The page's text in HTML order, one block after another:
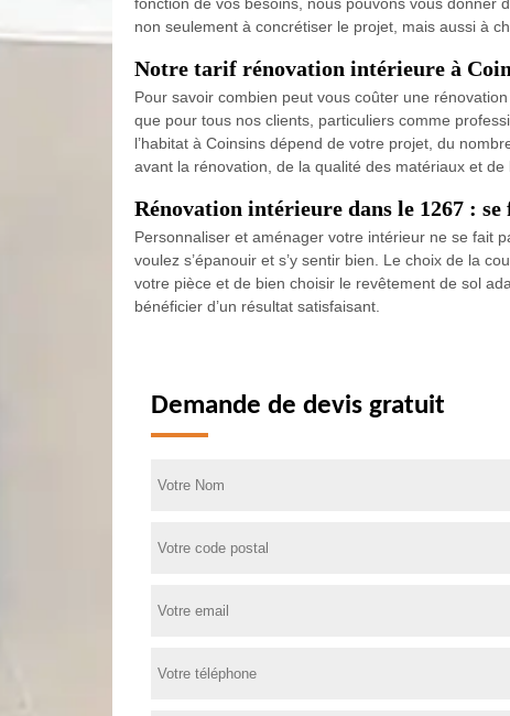
non seulement à concrétiser le projet, mais aussi à
Notre tarif rénovation intérieure à
Pour savoir combien peut vous coûter une
que pour tous nos clients, particuliers comme
l’habitat à Coinsins dépend de votre projet, du
avant la rénovation, de la qualité des matériaux et de
Rénovation intérieure dans le 1267 :
Personnaliser et aménager votre intérieur ne se fait
voulez s’épanouir et s’y sentir bien. Le choix de la
votre pièce et de bien choisir le revêtement de sol
bénéficier d’un résultat satisfaisant.
Demande de devis gratuit